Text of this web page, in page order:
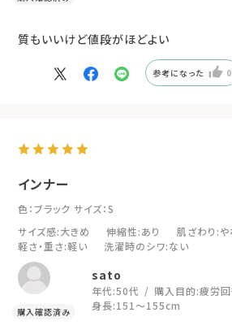
質もいいけど値段がほどよい
参考になった 0
インナー
色：ブラック サイズ：S
サイズ感:大きめ 伸縮性:あり 肌ざわり :
軽さ・重さ:軽い 洗濯時のシワ:ない
sato
年代:50代 購入目的:疲労
身長:151～155cm